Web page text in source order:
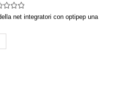
net integratori con optipep una